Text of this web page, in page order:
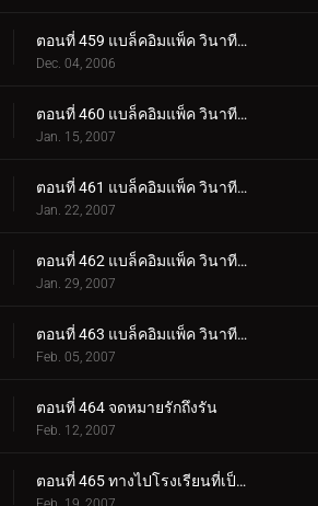
ตอนที่ 459 แบล็คอิมแพ็ค วินาทีที่อยู่ในเงื้อมมือองค์กร (ตอนพิเศษ ตอนแรก) ยอดนักสืบจิ๋วโคนัน เดอะ.
Dec. 04, 2006
ตอนที่ 460 แบล็คอิมแพ็ค วินาทีที่อยู่ในเงื้อมมือองค์กร (ตอนพิเศษ ตอนที่ 2) ยอดนักสืบจิ๋วโคนัน เดอ_.
Jan. 15, 2007
ตอนที่ 461 แบล็คอิมแพ็ค วินาทีที่อยู่ในเงื้อมมือองค์กร (ตอนพิเศษ ตอนที่ 3) ยอดนักสืบจิ๋วโคนัน เดอ_.
Jan. 22, 2007
ตอนที่ 462 แบล็คอิมแพ็ค วินาทีที่อยู่ในเงื้อมมือองค์กร (ตอนพิเศษ ตอนที่ 4) ยอดนักสืบจิ๋วโคนัน เดอ_.
Jan. 29, 2007
ตอนที่ 463 แบล็คอิมแพ็ค วินาทีที่อยู่ในเงื้อมมือองค์กร (ตอนพิเศษ ตอนจบ) ยอดนักสืบจิ๋วโคนัน เดอะซ.
Feb. 05, 2007
ตอนที่ 464 จดหมายรักถึงรัน
Feb. 12, 2007
ตอนที่ 465 ทางไปโรงเรียนที่เป็นความลับสุดยอด (ตอนแรก)